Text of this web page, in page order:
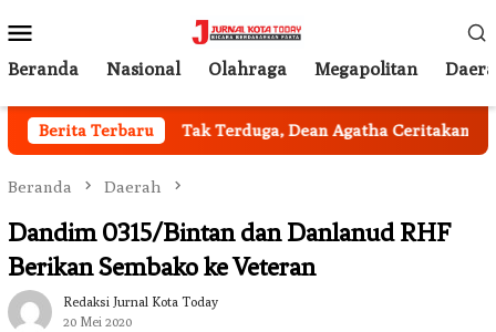
ke
kontenMobile
Beranda Nasional Olahraga Megapolitan
Berita Terbaru
Jakarta Tak Terduga, Dean Agatha Ceritakan
Beranda Daerah
Dandim 0315/Bintan dan Danlanud RHF
Berikan Sembako ke Veteran
Redaksi Jurnal Kota Today
20 Mei 2020